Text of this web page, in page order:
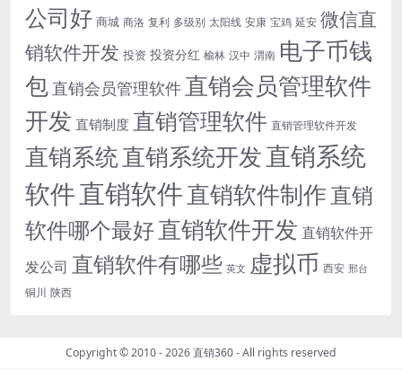
公司好 商城 商洛 复利 多级别 太阳线 安康 宝鸡 延安 微信直
销软件开发 投资 投资分红 榆林 汉中 渭南 电子币钱
包 直销会员管理软件 直销会员管理软件
开发 直销制度 直销管理软件 直销管理软件开发
直销系统直销系统开发直销系统
软件直销软件直销软件制作直销
软件哪个最好直销软件开发 直销软件开
发公司 直销软件有哪些 英文 虚拟币 西安 邢台
铜川 陕西
Copyright © 2010 - 2026直销360- All rights reserved